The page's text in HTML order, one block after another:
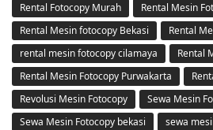
Rental Fotocopy Murah
Rental Mesin
Rental Mesin fotocopy Bekasi
Rental
rental mesin fotocopy cilamaya
Rental
Rental Mesin Fotocopy Purwakarta
Revolusi Mesin Fotocopy
Sewa Mesin
Sewa Mesin Fotocopy bekasi
sewa